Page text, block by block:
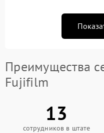
Преимущества
Fujifilm
13
сотрудников в штате